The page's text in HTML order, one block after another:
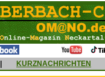
KURZNACHRICHTEN